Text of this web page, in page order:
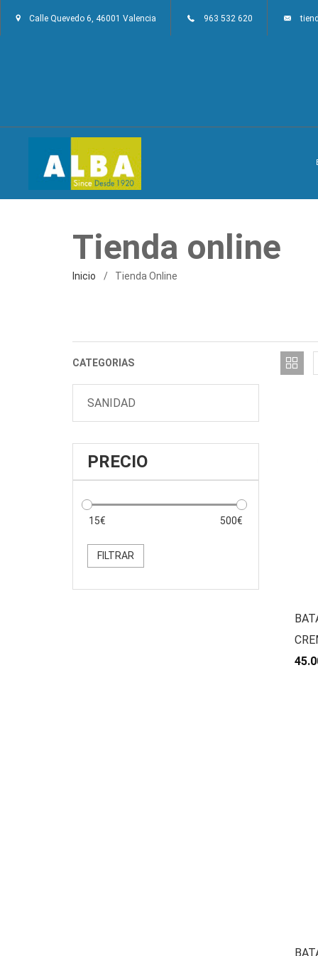
Calle Quevedo 6, 46001 Valencia 963 532 620
Tienda online
Inicio Tienda Online
CATEGORIAS
SANIDAD
PRECIO
FILTRAR